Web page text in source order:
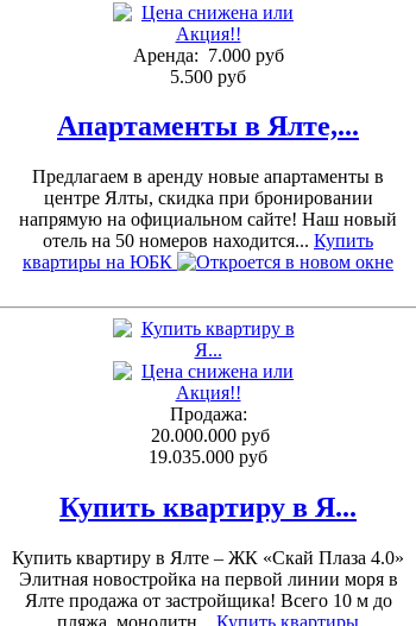
Аренда: 7.000 руб
5.500 руб
Апартаменты в Ялте,...
Предлагаем в аренду новые апартаменты в
центре Ялты, скидка при бронировании
напрямую на официальном сайте! Наш новый
отель на 50 номеров находится... Купить
квартиры на ЮБК
Продажа:
20.000.000 руб
19.035.000 руб
Купить квартиру в Я...
Купить квартиру в Ялте – ЖК «Скай Плаза 4.0»
Элитная новостройка на первой линии моря в
Ялте продажа от застройщика! Всего 10 м до